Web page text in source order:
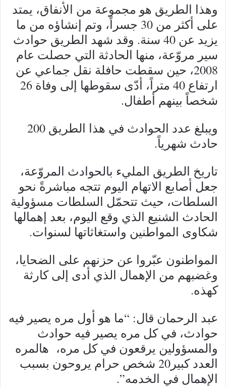
وهذا الطريق هو مجموعة من الأنفاق، يمتد
على أكثر من 30 جسراً، وتم إنشاؤه من ما
يزيد عن 40 سنة. وقد شهد الطريق حوادث
سير مروّعة، منها الحادثة التي حصلت عام
2008، حين سقطت حافلة نقل جماعي عن
ارتفاع 40 متراً، أدّى سقوطها إلى وفاة 26
شخصاً بينهم أطفال.
ويبلغ عدد الحوادث في هذا الطريق 200
حادث شهرياً.
تاريخ الطريق المليء بالحوادث المروّعة،
جعل أصابع الاتهام اليوم تتجه مباشرةً نحو
السلطات، حيث تتحمّل السلطات مسؤولية
الحادث الشنيع الذي وقع اليوم، بعد إهمالها
شكاوى المواطنين واستغاثاتها لسنوات.
المواطنون عبّروا عن حزنهم على الضحايا،
وغضبهم من الإهمال الذي أدى إلى كارثة
كهذه.
عبد الرحمان قال: “ما هو أول مره يصير فيه
حوادث، في كل مره يصير فيه حوادث
والمسؤولين يرقعون في كل مره، هالمره
العدد كبير20 شخص حرام يروحون بسبب
الإهمال في الخدمه”.